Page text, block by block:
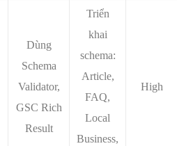
Dùng
Schema
Validator,
GSC Rich
Result
Triển
khai
schema:
Article,
FAQ,
Local
Business,
High